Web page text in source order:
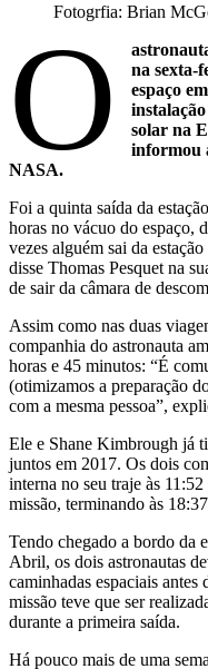
Fotogrfia: Brian
O
na sexta-
espaço
solar na
informou
NASA.
Foi a quinta saída da
horas no vácuo do espaço,
vezes alguém sai da
disse Thomas Pesquet na
de sair da câmara de
Assim como nas duas
companhia do astronauta
horas e 45 minutos: “É
(otimizamos a preparação
com a mesma pessoa”,
Ele e Shane Kimbrough já
juntos em 2017. Os dois
interna no seu traje às
missão, terminando às
Tendo chegado a bordo da
Abril, os dois astronautas
caminhadas espaciais antes
missão teve que ser
durante a primeira saída.
Há pouco mais de uma